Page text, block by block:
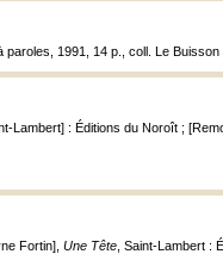
paroles, 1991, 14 p., coll. Le Buisson
Lambert] : Éditions du Noroît ;
Fortin], Une Tête , Saint-Lambert :